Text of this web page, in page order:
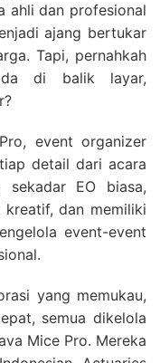
ahli dan profesional
ajang bertukar
Tapi, pernahkah
di balik layar,
event organizer
detail dari acara
EO biasa,
dan memiliki
event-event
yang memukau,
semua dikelola
Mice Pro. Mereka